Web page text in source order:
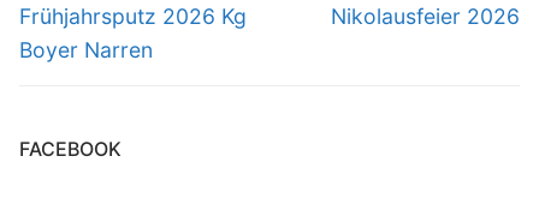
Vorheriger
Beitrag:
Frühjahrsputz 2026 Kg
Boyer Narren
Nächster
Nikolausfeier 2026
FACEBOOK